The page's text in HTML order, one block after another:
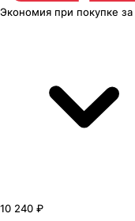
Экономия при покупке за
10 240 ₽